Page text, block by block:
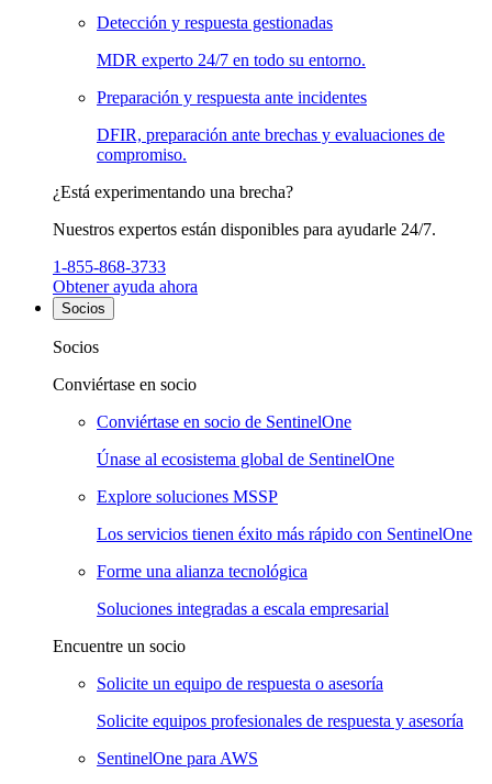
Detección y respuesta gestionadas
MDR experto 24/7 en todo su entorno.
Preparación y respuesta ante incidentes
DFIR, preparación ante brechas y evaluaciones de
compromiso.
¿Está experimentando una brecha?
Nuestros expertos están disponibles para ayudarle 24/7.
1-855-868-3733
Obtener ayuda ahora
Socios
Socios
Conviértase en socio
Conviértase en socio de SentinelOne
Únase al ecosistema global de SentinelOne
Explore soluciones MSSP
Los servicios tienen éxito más rápido con SentinelOne
Forme una alianza tecnológica
Soluciones integradas a escala empresarial
Encuentre un socio
Solicite un equipo de respuesta o asesoría
Solicite equipos profesionales de respuesta y asesoría
SentinelOne para AWS